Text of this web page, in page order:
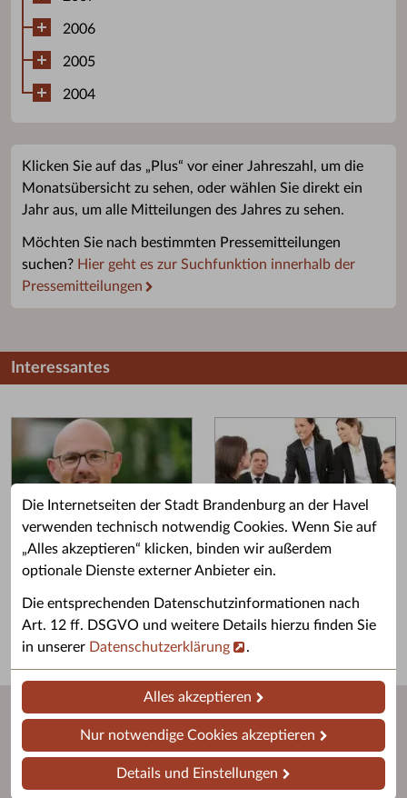
Die Internetseiten der Stadt Brandenburg an der Havel
verwenden technisch notwendig Cookies. Wenn Sie auf
„Alles akzeptieren“ klicken, binden wir außerdem
optionale Dienste externer Anbieter ein.
Die entsprechenden Datenschutzinformationen nach
Art. 12 ff. DSGVO und weitere Details hierzu finden Sie
in unserer Datenschutzerklärung .
Alles akzeptieren
Nur notwendige Cookies akzeptieren
Details und Einstellungen
2006
2005
2004
Klicken Sie auf das „Plus“ vor einer Jahreszahl, um die
Monatsübersicht zu sehen, oder wählen Sie direkt ein
Jahr aus, um alle Mitteilungen des Jahres zu sehen.
Möchten Sie nach bestimmten Pressemitteilungen
suchen? Hier geht es zur Suchfunktion innerhalb der
Pressemitteilungen
Interessantes
Grußwort des OB